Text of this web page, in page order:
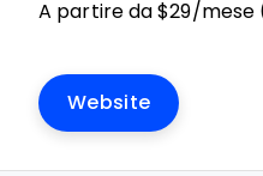
A partire da $29/
Website